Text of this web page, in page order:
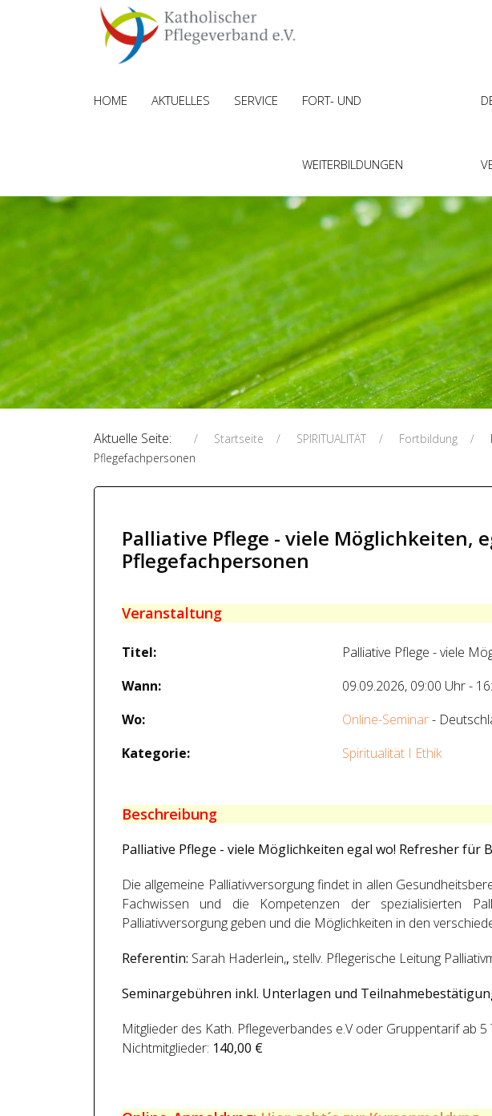
HOME AKTUELLES SERVICE FORT- UND
WEITERBILDUNGEN
Aktuelle Seite: Startseite SPIRITUALITÄT Fortbildung
Pflegefachpersonen
Palliative Pflege - viele Möglichkeiten,
Pflegefachpersonen
Veranstaltung
Titel:
Palliative Pflege - viele
Wann:
09.09.2026, 09:00 Uhr-
Wo:
Online-Seminar-
Kategorie:
Spiritualität I Ethik
Beschreibung
Palliative Pflege - viele Möglichkeiten egal wo! Refresher für
Die allgemeine Palliativversorgung findet in allen
Fachwissen und die Kompetenzen der spezialisierten
Palliativversorgung geben und die Möglichkeiten in den
Referentin: Sarah Haderlein,, stellv. Pflegerische Leitung
Seminargebühren inkl. Unterlagen und
Mitglieder des Kath. Pflegeverbandes e.V oder Gruppentarif ab
Nichtmitglieder: 140,00 €